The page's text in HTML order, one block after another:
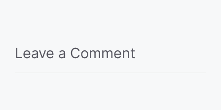
Leave a Comment